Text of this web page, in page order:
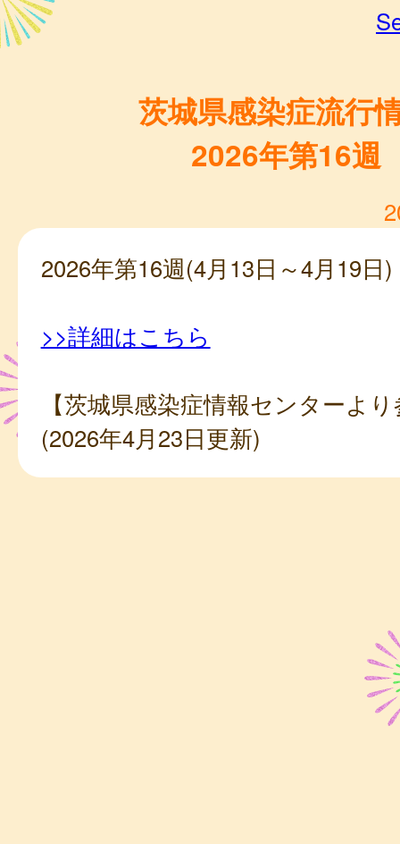
茨城県感染症流行
2026年第16週
2026年第16週(4月13日～4月19日)
>>詳細はこちら
【茨城県感染症情報センターよ
(2026年4月23日更新)